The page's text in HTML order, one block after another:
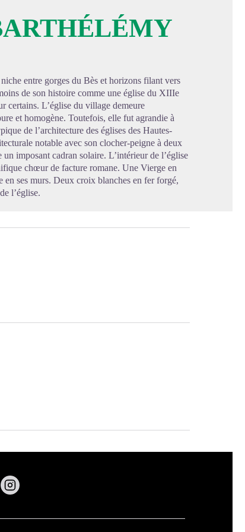
entre gorges du Bès et horizons filant vers
de son histoire comme une église du XIIIe
certains. L’église du village demeure
et homogène. Toutefois, elle fut agrandie à
de l’architecture des églises des Hautes-
notable avec son clocher-peigne à deux
imposant cadran solaire. L’intérieur de l’église
chœur de facture romane. Une Vierge en
ses murs. Deux croix blanches en fer forgé,
l’église.